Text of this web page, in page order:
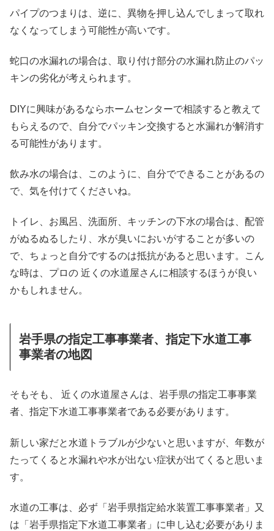
パイプのつまりは、逆に、異物を押し込んでしまって取れ
なくなってしまう可能性が高いです。
蛇口の水漏れの場合は、取り付け部分の水漏れ防止のパッ
キンの劣化が考えられます。
DIYに興味があるならホームセンターで相談すると教えて
もらえるので、自分でパッキン交換すると水漏れが解消す
る可能性があります。
飲み水の場合は、このように、自分でできることがあるの
で、気を付けてくださいね。
トイレ、お風呂、洗面所、キッチンの下水の場合は、配管
がぬるぬるしたり、水が臭いにおいがすることが多いの
で、ちょっと自分でするのは抵抗があると思います。こん
な時は、プロの 近くの水道屋さんに相談するほうが良い
かもしれません。
岩手県の指定工事事業者、指定下水道工事
事業者の地図
そもそも、 近くの水道屋さんは、岩手県の指定工事事業
者、指定下水道工事事業者である必要があります。
新しい家だと水道トラブルが少ないと思いますが、年数が
たってくると水漏れや水が出ない症状が出てくると思いま
す。
水道の工事は、必ず「岩手県指定給水装置工事事業者」又
は「岩手県指定下水道工事業者」に申し込む必要がありま